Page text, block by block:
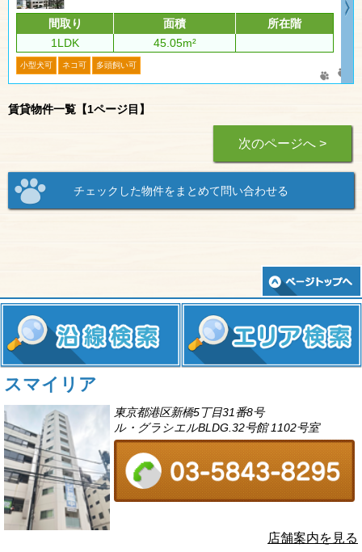
間取り 面積
所在階
1LDK
45.05m²
小型犬可 ネコ可 多頭飼い可
賃貸物件一覧【1ページ目】
次のページへ >
スマイリア
東京都港区新橋5丁目31番8号
ル・グラシエルBLDG.32号館 1102号室
店舗案内を見る